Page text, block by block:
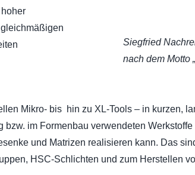
Siegfried
nach dem Motto
Mikro- bis hin zu XL-Tools – in kurzen,
im Formenbau verwendeten Werkstoffe
und Matrizen realisieren kann. Das
HSC-Schlichten und zum Herstellen